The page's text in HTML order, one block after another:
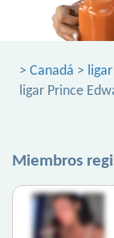
> Canadá >
ligar Prince
Miembros